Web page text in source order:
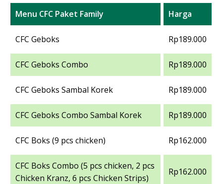
Menu CFC Paket Family Harga
CFC Geboks Rp189.000
CFC Geboks Combo Rp189.000
CFC Geboks Sambal Korek Rp189.000
CFC Geboks Combo Sambal Korek Rp189.000
CFC Boks (9 pcs chicken) Rp162.000
CFC Boks Combo (5 pcs chicken, 2 pcs
Chicken Kranz, 6 pcs Chicken Strips)
Rp162.000